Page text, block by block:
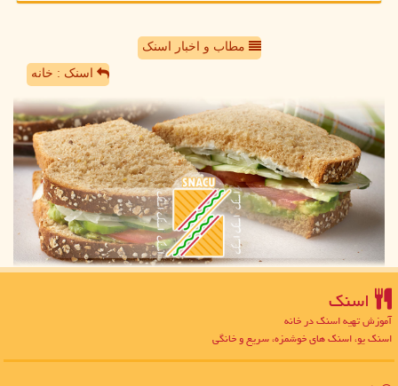
مطاب و اخبار اسنک
اسنک : خانه
اسنك
آموزش تهیه اسنک در خانه
اسنک یو، اسنک های خوشمزه، سریع و خانگی